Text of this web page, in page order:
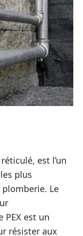
est l’un
plus
Le
PEX est un
résister aux